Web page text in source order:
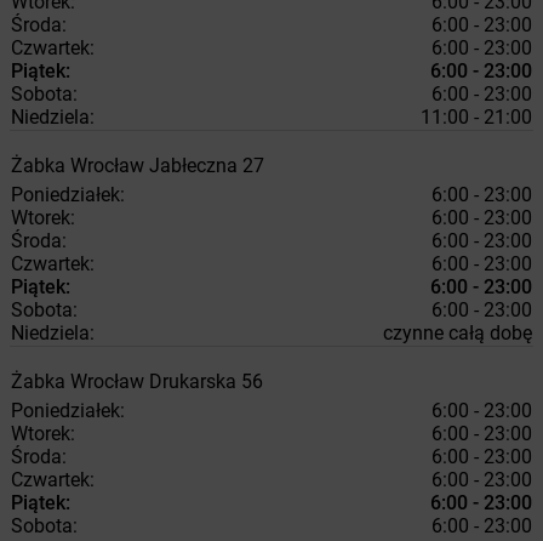
Środa:
6:00 - 23:00
Czwartek:
6:00 - 23:00
Piątek:
6:00 - 23:00
Sobota:
6:00 - 23:00
Niedziela:
11:00 - 21:00
Żabka Wrocław Jabłeczna 27
Poniedziałek:
6:00 - 23:00
Wtorek:
6:00 - 23:00
Środa:
6:00 - 23:00
Czwartek:
6:00 - 23:00
Piątek:
6:00 - 23:00
Sobota:
6:00 - 23:00
Niedziela:
czynne całą dobę
Żabka Wrocław Drukarska 56
Poniedziałek:
6:00 - 23:00
Wtorek:
6:00 - 23:00
Środa:
6:00 - 23:00
Czwartek:
6:00 - 23:00
Piątek:
6:00 - 23:00
Sobota:
6:00 - 23:00